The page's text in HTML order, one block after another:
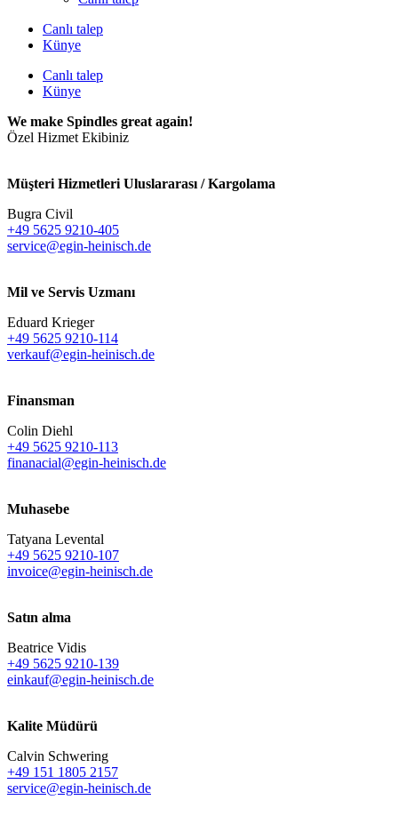
Canlı talep
Künye
Canlı talep
Künye
We make Spindles great again!
Özel Hizmet Ekibiniz
Müşteri Hizmetleri Uluslararası / Kargolama
Bugra Civil
+49 5625 9210-405
service@egin-heinisch.de
Mil ve Servis Uzmanı
Eduard Krieger
+49 5625 9210-114
verkauf@egin-heinisch.de
Finansman
Colin Diehl
+49 5625 9210-113
finanacial@egin-heinisch.de
Muhasebe
Tatyana Levental
+49 5625 9210-107
invoice@egin-heinisch.de
Satın alma
Beatrice Vidis
+49 5625 9210-139
einkauf@egin-heinisch.de
Kalite Müdürü
Calvin Schwering
+49 151 1805 2157
service@egin-heinisch.de